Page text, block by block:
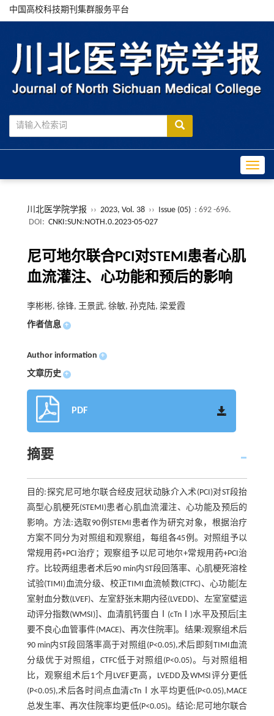
中国高校科技期刊集群服务平台
川北医学院学报 ›› 2023, Vol. 38 ›› Issue (05) : 692 -696.
DOI: CNKI:SUN:NOTH.0.2023-05-027
尼可地尔联合PCI对STEMI患者心肌
血流灌注、心功能和预后的影响
李彬彬, 徐锋, 王景武, 徐敏, 孙克陆, 梁爱霞
作者信息 +
Author information +
文章历史 +
PDF
摘要
目的:探究尼可地尔联合经皮冠状动脉介入术(PCI)对ST段抬
高型心肌梗死(STEMI)患者心肌血流灌注、心功能及预后的
影响。方法:选取90例STEMI患者作为研究对象，根据治疗
方案不同分为对照组和观察组，每组各45例。对照组予以
常规用药+PCI治疗；观察组予以尼可地尔+常规用药+PCI治
疗。比较两组患者术后90 min内ST段回落率、心肌梗死溶栓
试验(TIMI)血流分级、校正TIMI血流帧数(CTFC)、心功能[左
室射血分数(LVEF)、左室舒张末期内径(LVEDD)、左室室壁运
动评分指数(WMSI)]、血清肌钙蛋白Ⅰ(cTnⅠ)水平及预后[主
要不良心血管事件(MACE)、再次住院率]。结果:观察组术后
90 min内ST段回落率高于对照组(P<0.05),术后即刻TIMI血流
分级优于对照组，CTFC低于对照组(P<0.05)。与对照组相
比，观察组术后1个月LVEF更高，LVEDD及WMSI评分更低
(P<0.05),术后各时间点血清cTnⅠ水平均更低(P<0.05),MACE
总发生率、再次住院率均更低(P<0.05)。结论:尼可地尔联合